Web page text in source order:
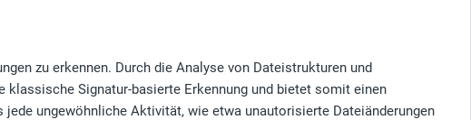
zu erkennen. Durch die Analyse von Dateistrukturen und
Signatur-basierte Erkennung und bietet somit einen
ungewöhnliche Aktivität, wie etwa unautorisierte Dateiänderungen